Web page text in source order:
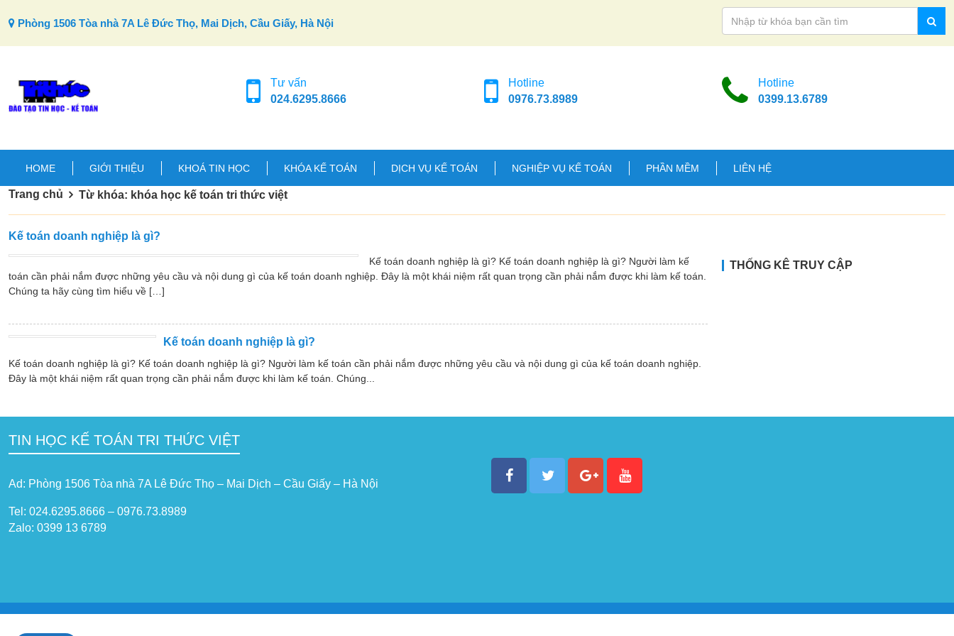
Phòng 1506 Tòa nhà 7A Lê Đức Thọ, Mai Dịch, Cầu Giấy, Hà Nội
Tư vấn
024.6295.8666
Hotline
0976.73.8989
Hotline
0399.13.6789
HOME GIỚI THIỆU KHOÁ TIN HỌC KHÓA KẾ TOÁN DỊCH VỤ KẾ TOÁN NGHIỆP VỤ KẾ TOÁN PHẦN MỀM LIÊN HỆ
Trang chủ Từ khóa: khóa học kế toán tri thức việt
Kế toán doanh nghiệp là gì?
Kế toán doanh nghiệp là gì? Kế toán doanh nghiệp là gì? Người làm kế
toán cần phải nắm được những yêu cầu và nội dung gì của kế toán doanh nghiệp. Đây là một khái niệm rất quan trọng cần phải nắm được khi làm kế toán.
Chúng ta hãy cùng tìm hiểu về […]
Kế toán doanh nghiệp là gì?
Kế toán doanh nghiệp là gì? Kế toán doanh nghiệp là gì? Người làm kế toán cần phải nắm được những yêu cầu và nội dung gì của kế toán doanh nghiệp.
Đây là một khái niệm rất quan trọng cần phải nắm được khi làm kế toán. Chúng...
THỐNG KÊ TRUY CẬP
TIN HỌC KẾ TOÁN TRI THỨC VIỆT
Ad: Phòng 1506 Tòa nhà 7A Lê Đức Thọ – Mai Dịch – Cầu Giấy – Hà Nội
Tel: 024.6295.8666 – 0976.73.8989
Zalo: 0399 13 6789